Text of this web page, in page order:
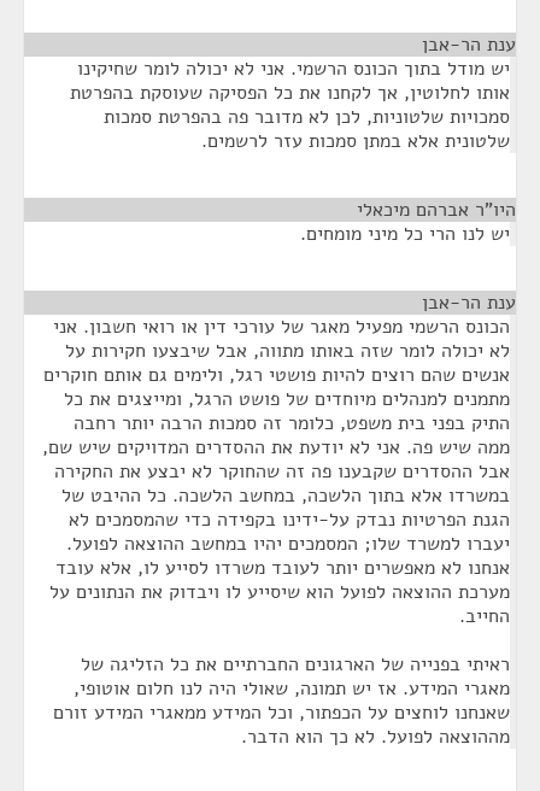
ענת הר-אבן
יש מודל בתוך הכונס הרשמי. אני לא יכולה לומר שחיקינו
אותו לחלוטין, אך לקחנו את כל הפסיקה שעוסקת בהפרטת
סמכויות שלטוניות, לכן לא מדובר פה בהפרטת סמכות
שלטונית אלא במתן סמכות עזר לרשמים.
היו"ר אברהם מיכאלי
יש לנו הרי כל מיני מומחים.
ענת הר-אבן
הכונס הרשמי מפעיל מאגר של עורכי דין או רואי חשבון. אני
לא יכולה לומר שזה באותו מתווה, אבל שיבצעו חקירות על
אנשים שהם רוצים להיות פושטי רגל, ולימים גם אותם חוקרים
מתמנים למנהלים מיוחדים של פושט הרגל, ומייצגים את כל
התיק בפני בית משפט, כלומר זה סמכות הרבה יותר רחבה
ממה שיש פה. אני לא יודעת את ההסדרים המדויקים שיש שם,
אבל ההסדרים שקבענו פה זה שהחוקר לא יבצע את החקירה
במשרדו אלא בתוך הלשכה, במחשב הלשכה. כל ההיבט של
הגנת הפרטיות נבדק על-ידינו בקפידה כדי שהמסמכים לא
יעברו למשרד שלו; המסמכים יהיו במחשב ההוצאה לפועל.
אנחנו לא מאפשרים יותר לעובד משרדו לסייע לו, אלא עובד
מערכת ההוצאה לפועל הוא שיסייע לו ויבדוק את הנתונים על
החייב.
ראיתי בפנייה של הארגונים החברתיים את כל הזליגה של
מאגרי המידע. אז יש תמונה, שאולי היה לנו חלום אוטופי,
שאנחנו לוחצים על הכפתור, וכל המידע ממאגרי המידע זורם
מההוצאה לפועל. לא כך הוא הדבר.